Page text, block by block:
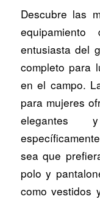
Descubre las
entusiasta del
completo para
en el campo.
para mujeres
elegantes
sea que
polo y
como vestidos